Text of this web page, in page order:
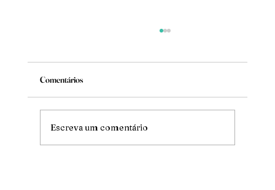
Comentários
Escreva um comentário